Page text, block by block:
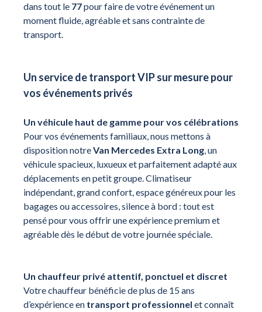
dans tout le 77pour faire de votre événement un
moment fluide, agréable et sans contrainte de
transport.
Un service de transport VIP sur mesure pour
vos événements privés
Un véhicule haut de gamme pour vos célébrations
Pour vos événements familiaux, nous mettons à
disposition notreVan Mercedes Extra Long, un
véhicule spacieux, luxueux et parfaitement adapté aux
déplacements en petit groupe. Climatiseur
indépendant, grand confort, espace généreux pour les
bagages ou accessoires, silence à bord : tout est
pensé pour vous offrir une expérience premium et
agréable dès le début de votre journée spéciale.
Un chauffeur privé attentif, ponctuel et discret
Votre chauffeur bénéficie de plus de 15 ans
d’expérience en transport professionnel et connaît